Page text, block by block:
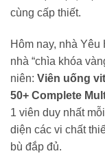
cùng cấp thiết.
Hôm nay, nhà
nhà “chìa khóa
niên: Viên uống
50+ Complete
1 viên duy nhất
diện các vi chất
bù đắp đủ.